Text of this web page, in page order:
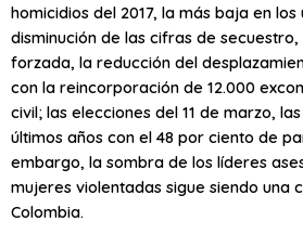
homicidios del 2017, la más baja en los
disminución de las cifras de
forzada, la reducción del
con la reincorporación de 12.000
civil; las elecciones del 11 de marzo,
últimos años con el 48 por ciento de
embargo, la sombra de los líderes
mujeres violentadas sigue siendo una
Colombia.